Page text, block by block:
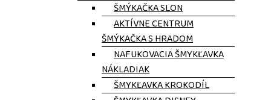
ŠMÝKAČKA SLON
AKTÍVNE CENTRUM
ŠMÝKAČKA S HRADOM
NAFUKOVACIA ŠMYKĽAVKA
NÁKLADIAK
ŠMYKĽAVKA KROKODÍL